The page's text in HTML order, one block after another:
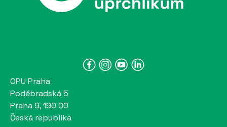
OPU Praha
Poděbradská 5
Praha 9, 190 00
Česká republika